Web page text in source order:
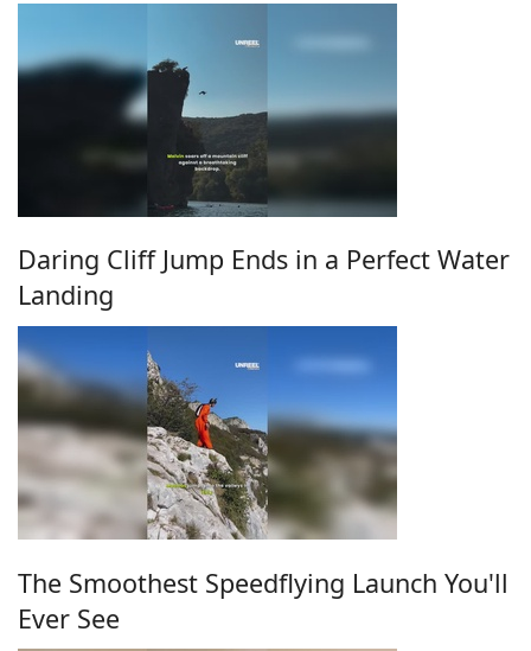
Daring Cliff Jump Ends in a Perfect Water
Landing
The Smoothest Speedflying Launch You'll
Ever See